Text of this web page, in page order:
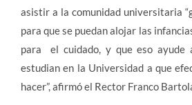
asistir a la comunidad universitaria
para que se puedan alojar las
para el cuidado, y que eso ayude
estudian en la Universidad a que
hacer”, afirmó el Rector Franco